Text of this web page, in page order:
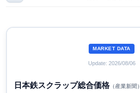
MARKET DATA
Update: 2026/08/06
日本鉄スクラップ総合価格（産業新聞）